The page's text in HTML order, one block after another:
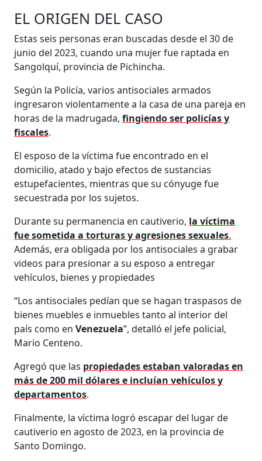
EL ORIGEN DEL CASO
Estas seis personas eran buscadas desde el 30 de
junio del 2023, cuando una mujer fue raptada en
Sangolquí, provincia de Pichincha.
Según la Policía, varios antisociales armados
ingresaron violentamente a la casa de una pareja en
horas de la madrugada,fingiendo ser policías y
fiscales.
El esposo de la víctima fue encontrado en el
domicilio, atado y bajo efectos de sustancias
estupefacientes, mientras que su cónyuge fue
secuestrada por los sujetos.
Durante su permanencia en cautiverio, la víctima
fue sometida a torturas y agresiones sexuales.
Además, era obligada por los antisociales a grabar
videos para presionar a su esposo a entregar
vehículos, bienes y propiedades
“Los antisociales pedían que se hagan traspasos de
bienes muebles e inmuebles tanto al interior del
país como enVenezuela”, detalló el jefe policial,
Mario Centeno.
Agregó que las propiedades estaban valoradas en
más de 200 mil dólares e incluían vehículos y
departamentos.
Finalmente, la víctima logró escapar del lugar de
cautiverio en agosto de 2023, en la provincia de
Santo Domingo.